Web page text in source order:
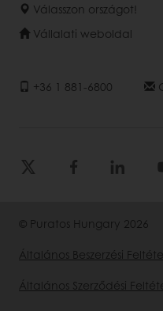
Válasszon országot!
Vállalati weboldal
+36 1 881-6800
© Puratos Hungary 2026
Általános Beszerzési
Általános Szerződési